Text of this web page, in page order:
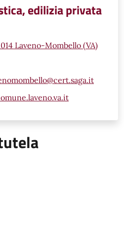
edilizia privata
Laveno-Mombello (VA)